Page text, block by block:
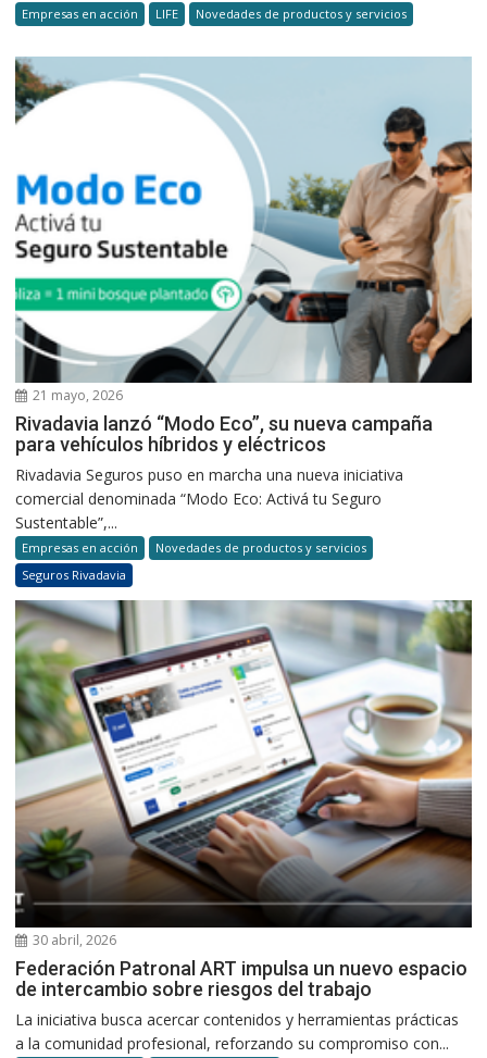
Empresas en acción LIFE Novedades de productos y servicios
21 mayo, 2026
Rivadavia lanzó “Modo Eco”, su nueva campaña
para vehículos híbridos y eléctricos
Rivadavia Seguros puso en marcha una nueva iniciativa
comercial denominada “Modo Eco: Activá tu Seguro
Sustentable”,...
Empresas en acción
Novedades de productos y servicios
Seguros Rivadavia
30 abril, 2026
Federación Patronal ART impulsa un nuevo espacio
de intercambio sobre riesgos del trabajo
La iniciativa busca acercar contenidos y herramientas prácticas
a la comunidad profesional, reforzando su compromiso con...